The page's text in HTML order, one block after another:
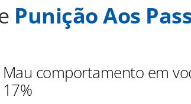
Punição Aos
Mau comportamento em
17%